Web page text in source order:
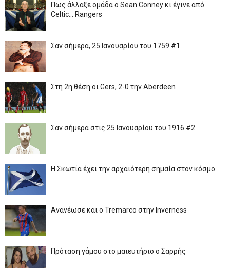
Πως άλλαξε ομάδα ο Sean Conney κι έγινε από
Celtic... Rangers
Σαν σήμερα, 25 Ιανουαρίου του 1759 #1
Στη 2η θέση οι Gers, 2-0 την Aberdeen
Σαν σήμερα στις 25 Ιανουαρίου του 1916 #2
Η Σκωτία έχει την αρχαιότερη σημαία στον κόσμο
Ανανέωσε και ο Tremarco στην Inverness
Πρόταση γάμου στο μαιευτήριο ο Σαρρής